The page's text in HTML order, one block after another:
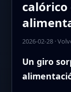
2026-02-28·
Un giro